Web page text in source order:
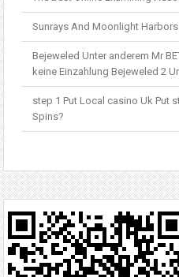
Sunrays And Moonlight
Bejeweled Unter anderem Mr
keine Einzahlung Bejeweled 2
step 1 Put Local casino Uk Put
Spins?